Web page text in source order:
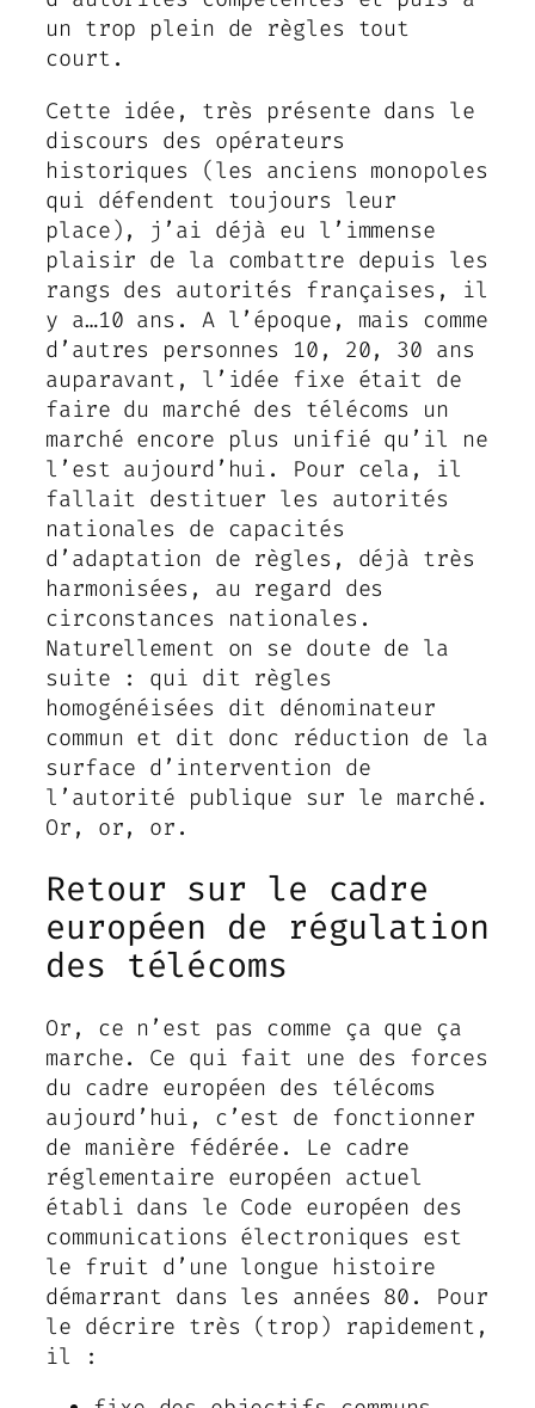
un trop plein de règles tout
court.
Cette idée, très présente dans le
discours des opérateurs
historiques (les anciens monopoles
qui défendent toujours leur
place), j’ai déjà eu l’immense
plaisir de la combattre depuis les
rangs des autorités françaises, il
y a…10 ans. A l’époque, mais comme
d’autres personnes 10, 20, 30 ans
auparavant, l’idée fixe était de
faire du marché des télécoms un
marché encore plus unifié qu’il ne
l’est aujourd’hui. Pour cela, il
fallait destituer les autorités
nationales de capacités
d’adaptation de règles, déjà très
harmonisées, au regard des
circonstances nationales.
Naturellement on se doute de la
suite : qui dit règles
homogénéisées dit dénominateur
commun et dit donc réduction de la
surface d’intervention de
l’autorité publique sur le marché.
Or, or, or.
Retour sur le cadre
européen de régulation
des télécoms
Or, ce n’est pas comme ça que ça
marche. Ce qui fait une des forces
du cadre européen des télécoms
aujourd’hui, c’est de fonctionner
de manière fédérée. Le cadre
réglementaire européen actuel
établi dans le Code européen des
communications électroniques est
le fruit d’une longue histoire
démarrant dans les années 80. Pour
le décrire très (trop) rapidement,
il :